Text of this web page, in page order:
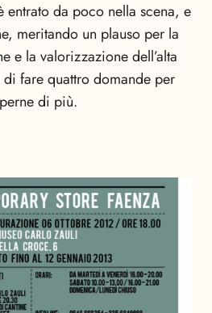
entrato da poco nella scena, e
meritando un plauso per la
e la valorizzazione dell’alta
fare quattro domande per
di più.